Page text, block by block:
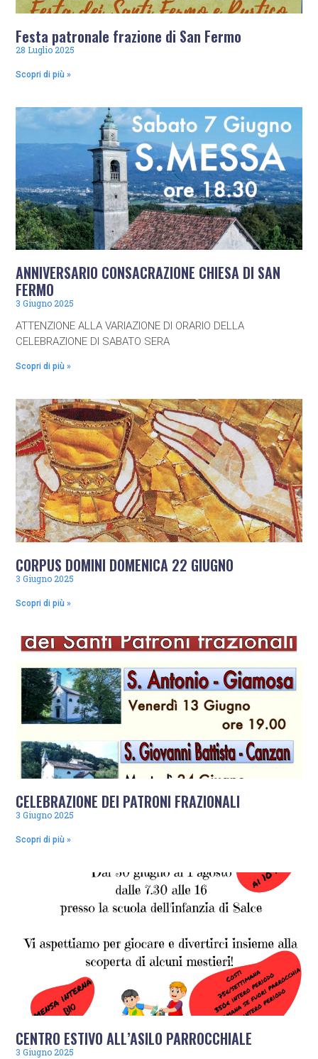
Festa patronale frazione di San Fermo
28 Luglio 2025
Scopri di più »
ANNIVERSARIO CONSACRAZIONE CHIESA DI SAN
FERMO
3 Giugno 2025
ATTENZIONE ALLA VARIAZIONE DI ORARIO DELLA
CELEBRAZIONE DI SABATO SERA
Scopri di più »
CORPUS DOMINI DOMENICA 22 GIUGNO
3 Giugno 2025
Scopri di più »
CELEBRAZIONE DEI PATRONI FRAZIONALI
3 Giugno 2025
Scopri di più »
CENTRO ESTIVO ALL’ASILO PARROCCHIALE
3 Giugno 2025